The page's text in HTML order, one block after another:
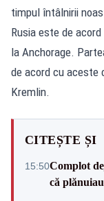
timpul întâlnirii
Rusia este de
la Anchorage.
de acord cu aceste
Kremlin.
CITEȘTE ȘI
15:50Complot
că